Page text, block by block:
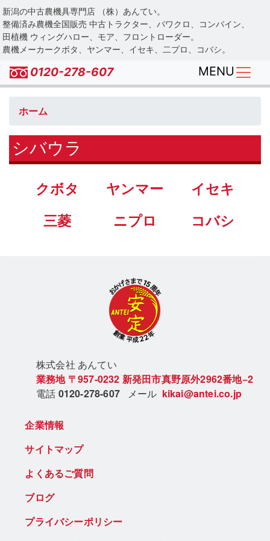
Skip
to
main
content
新潟の中古農機具専門店 （株）あんてい。
整備済み農機全国販売 中古トラクター、パワクロ、コンバイン、
田植機 ウィングハロー、モア、フロントローダー。
農機メーカークボタ、ヤンマー、イセキ、二プロ、コバシ。
0120-278-607 MENU
ホーム
シバウラ
クボタ ヤンマー
イセキ
三菱
ニプロ コバシ
株式会社 あんてい
業務地 〒957-0232 新発田市真野原外2962番地−2
電話 0120-278-607 メール kikai@antei.co.jp
企業情報
サイトマップ
よくあるご質問
ブログ
プライバシーポリシー